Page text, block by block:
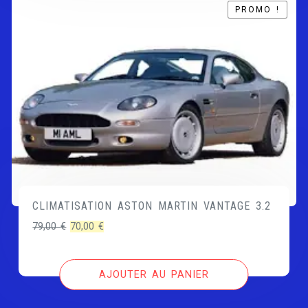
PROMO !
PROMO !
CLIMATISATION ASTON MARTIN VANTAGE 3.2
79,00€ Le
initial
70,00€
actuel
est :
AJOUTER AU PANIER